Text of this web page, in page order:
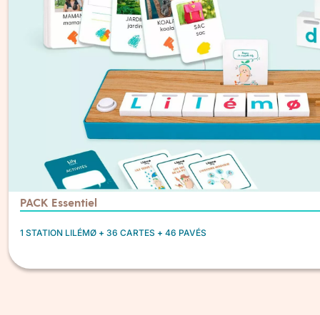
PACK Essentiel
1 STATION LILÉMØ + 36 CARTES + 46 PAVÉS